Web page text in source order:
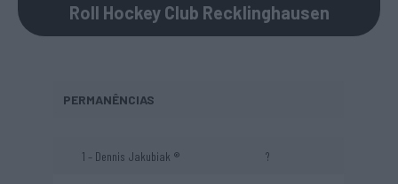
Roll Hockey Club Recklinghausen
PERMANÊNCIAS
1 – Dennis Jakubiak ® ?